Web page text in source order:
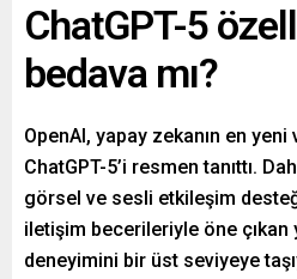
ChatGPT-5
bedava mı?
OpenAI, yapay zekanın en
ChatGPT-5’i resmen tanıttı.
görsel ve sesli etkileşim
iletişim becerileriyle öne çıkan
deneyimini bir üst seviyeye